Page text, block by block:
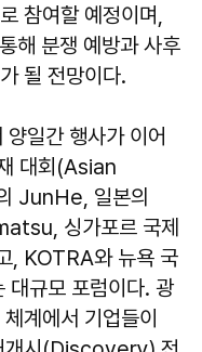
참여할 예정이며,
해 분쟁 예방과 사후
될 전망이다.
일간 행사가 이어
대회(Asian
JunHe, 일본의
싱가포르 국제
, KOTRA와 뉴욕 국
규모 포럼이다. 광
계에서 기업들이